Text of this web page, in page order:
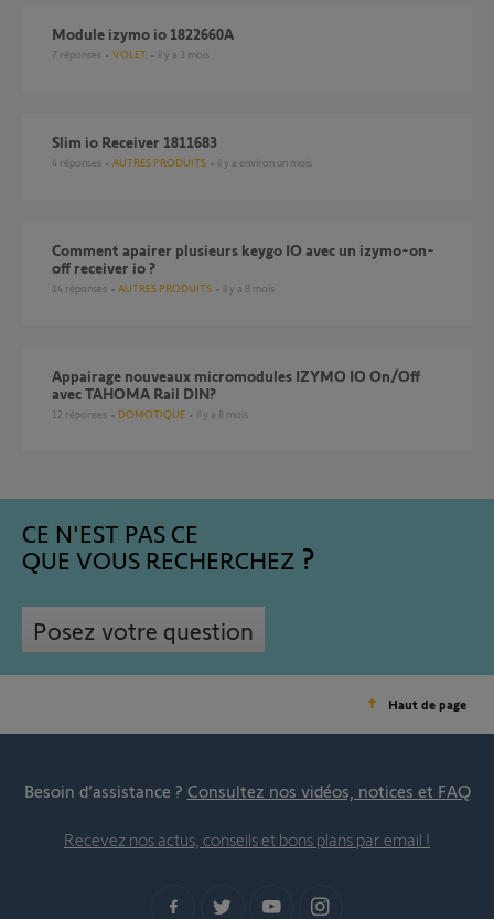
Module izymo io 1822660A
7 réponses VOLET il y a 3 mois
Slim io Receiver 1811683
4 réponses AUTRES PRODUITS il y a environ un mois
Comment apairer plusieurs keygo IO avec un izymo-on-
off receiver io ?
14 réponses AUTRES PRODUITS il y a 8 mois
Appairage nouveaux micromodules IZYMO IO On/Off
avec TAHOMA Rail DIN?
12 réponses DOMOTIQUE il y a 8 mois
CE N'EST PAS CE
QUE VOUS RECHERCHEZ
Posez votre question
Haut de page
Besoin d’assistance ? Consultez nos vidéos, notices et FAQ
Recevez nos actus, conseils et bons plans par email !